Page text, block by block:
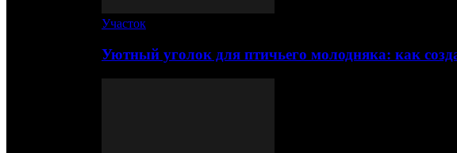
Участок
Уютный уголок для птичьего молодняка: как